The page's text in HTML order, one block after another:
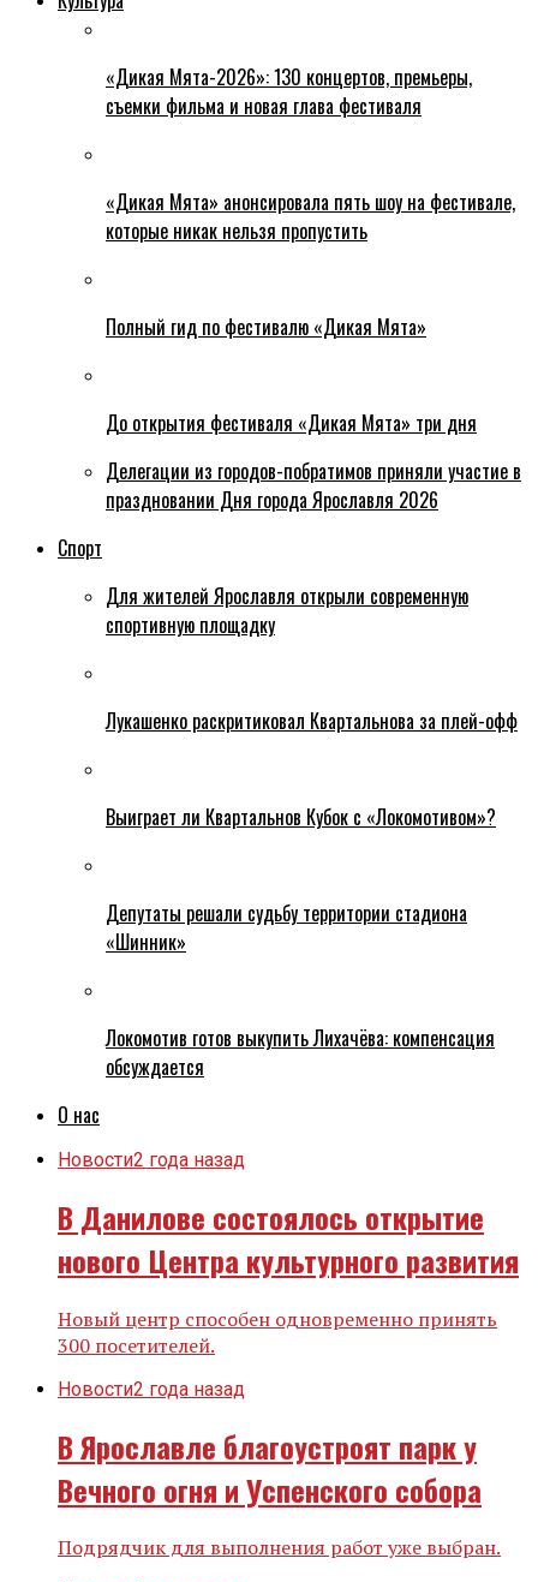
«Дикая Мята-2026»: 130 концертов, премьеры,
съемки фильма и новая глава фестиваля
«Дикая Мята» анонсировала пять шоу на фестивале,
которые никак нельзя пропустить
Полный гид по фестивалю «Дикая Мята»
До открытия фестиваля «Дикая Мята» три дня
Делегации из городов-побратимов приняли участие в
праздновании Дня города Ярославля 2026
Спорт
Для жителей Ярославля открыли современную
спортивную площадку
Лукашенко раскритиковал Квартальнова за плей-офф
Выиграет ли Квартальнов Кубок с «Локомотивом»?
Депутаты решали судьбу территории стадиона
«Шинник»
Локомотив готов выкупить Лихачёва: компенсация
обсуждается
О нас
Новости2 года назад
В Данилове состоялось открытие
нового Центра культурного развития
Новый центр способен одновременно принять
300 посетителей.
Новости2 года назад
В Ярославле благоустроят парк у
Вечного огня и Успенского собора
Подрядчик для выполнения работ уже выбран.